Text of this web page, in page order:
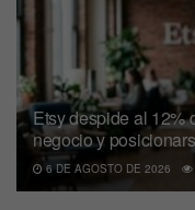
Etsy despide al 12%
negocio y
6 DE AGOSTO DE 2026